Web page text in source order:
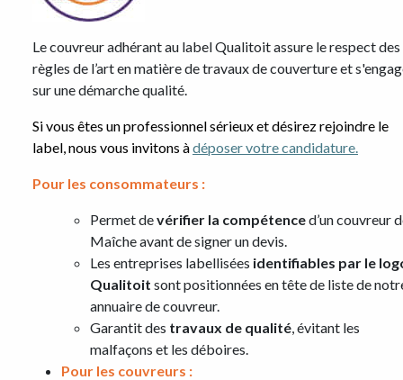
Le couvreur adhérant au label Qualitoit assure le respect des
règles de l’art en matière de travaux de couverture et
sur une démarche qualité.
Si vous êtes un professionnel sérieux et désirez rejoindre le
label, nous vous invitons àdéposer votre candidature.
Pour les consommateurs :
Permet devérifier la compétenced’un couvreur
Maîche avant de signer un devis.
Les entreprises labellisées identifiables par le
Qualitoit sont positionnées en tête de liste de
annuaire de couvreur.
Garantit des travaux de qualité, évitant les
malfaçons et les déboires.
Pour les couvreurs :